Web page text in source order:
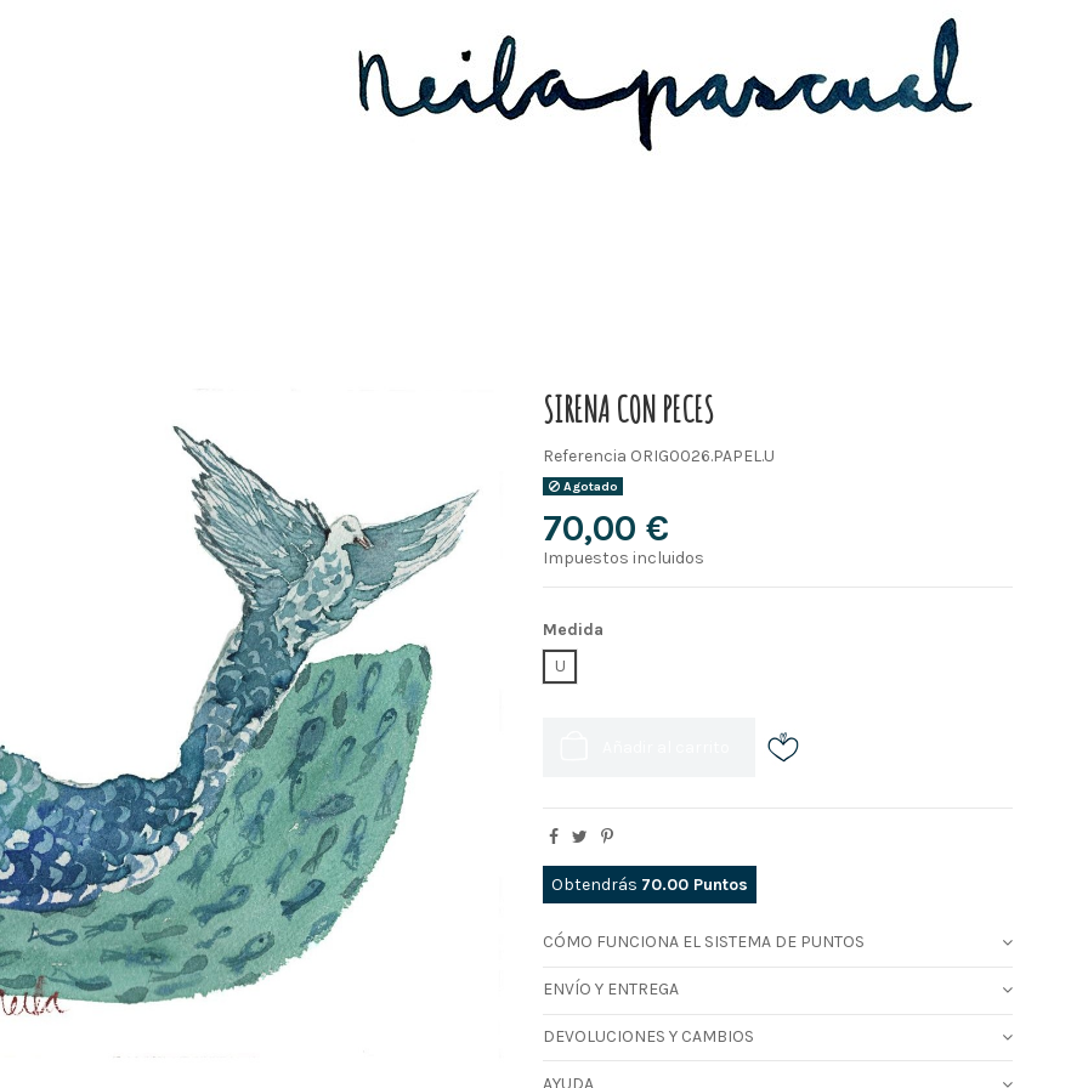
SIRENA CON PECES
Referencia ORIG0026.PAPEL.U
Agotado
70,00 €
Impuestos incluidos
Medida
U
Obtendrás 70.00 Puntos
CÓMO FUNCIONA EL SISTEMA DE PUNTOS
ENVÍO Y ENTREGA
DEVOLUCIONES Y CAMBIOS
AYUDA